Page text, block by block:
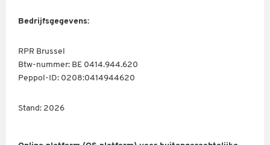
Bedrijfsgegevens:
RPR Brussel
Btw-nummer: BE 0414.944.620
Peppol-ID: 0208:0414944620
Stand: 2026